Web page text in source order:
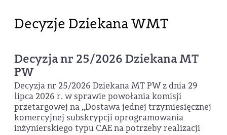
Decyzje Dziekana WMT
Decyzja nr 25/2026 Dziekana MT
PW
Decyzja nr 25/2026 Dziekana MT PW z dnia 29
lipca 2026 r. w sprawie powołania komisji
przetargowej na „Dostawa jednej trzymiesięcznej
komercyjnej subskrypcji oprogramowania
inżynierskiego typu CAE na potrzeby realizacji